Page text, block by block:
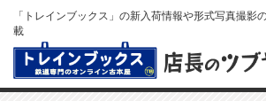
「トレインブックス」の新入荷情報や形式写真撮影
載